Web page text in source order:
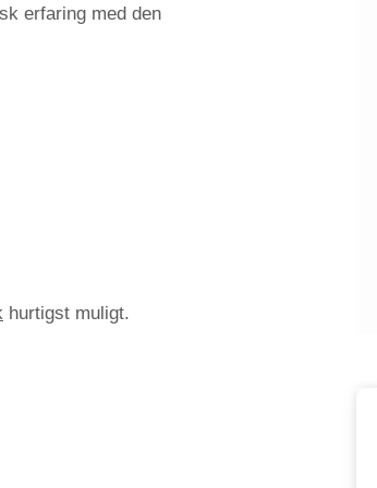
erfaring med den
hurtigst muligt.